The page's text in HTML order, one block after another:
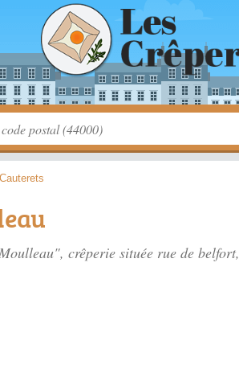
Cauterets
crêperie située rue de belfort,